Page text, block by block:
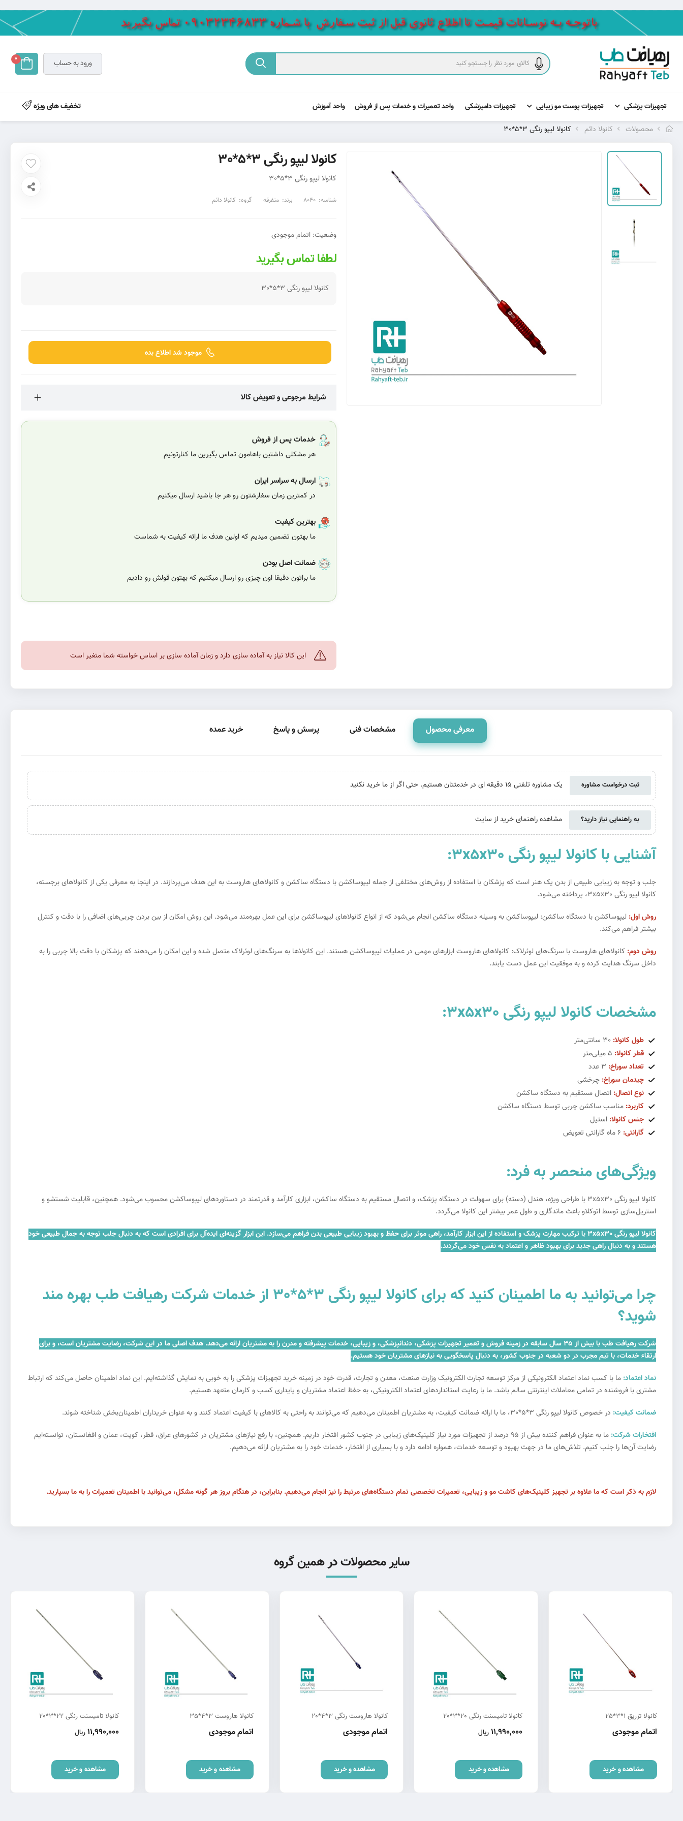
ورود به حساب 0
تجهیزات پزشکی تجهیزات پوست مو زیبایی تجهیزات دامپزشکی واحد تعمیرات و خدمات پس از فروش واحد آموزش تخفیف های ویژه
محصولات کانولا دائم کانولا لیپو رنگی 3*5*30
کانولا لیپو رنگی 3*5*30
کانولا لیپو رنگی 3*5*30
شناسه: 8040 برند: متفرقه گروه: کانولا دائم
وضعیت: اتمام موجودی
لطفا تماس بگیرید
کانولا لیپو رنگی 3*5*30
موجود شد اطلاع بده
شرایط مرجوعی و تعویض کالا
خدمات پس از فروش
هر مشکلی داشتین باهامون تماس بگیرین ما کنارتونیم
ارسال به سراسر ایران
در کمترین زمان سفارشتون رو هر جا باشید ارسال میکنیم
بهترین کیفیت
ما بهتون تضمین میدیم که اولین هدف ما ارائه کیفیت به شماست
ضمانت اصل بودن
ما براتون دقیقا اون چیزی رو ارسال میکنیم که بهتون قولش رو دادیم
این کالا نیاز به آماده سازی دارد و زمان آماده سازی بر اساس خواسته شما متغیر است
معرفی محصول مشخصات فنی پرسش و پاسخ خرید عمده
ثبت درخواست مشاوره یک مشاوره تلفنی 15 دقیقه ای در خدمتتان هستیم. حتی اگر از ما خرید نکنید
به راهنمایی نیاز دارید؟ مشاهده راهنمای خرید از سایت
آشنایی با کانولا لیپو رنگی 3x5x30:
جلب و توجه به زیبایی طبیعی از بدن یک هنر است که پزشکان با استفاده از روش‌های مختلفی از جمله لیپوساکشن با دستگاه ساکشن و کانولاهای هاروست به این هدف می‌پردازند. در اینجا به معرفی یکی از کانولاهای برجسته،
کانولا لیپو رنگی 3x5x30، پرداخته می‌شود.
روش اول: لیپوساکشن با دستگاه ساکشن: لیپوساکشن به وسیله دستگاه ساکشن انجام می‌شود که از انواع کانولاهای لیپوساکشن برای این عمل بهره‌مند می‌شود. این روش امکان از بین بردن چربی‌های اضافی را با دقت و کنترل
بیشتر فراهم می‌کند.
روش دوم: کانولاهای هاروست با سرنگ‌های لوئرلاک: کانولاهای هاروست ابزارهای مهمی در عملیات لیپوساکشن هستند. این کانولاها به سرنگ‌های لوئرلاک متصل شده و این امکان را می‌دهند که پزشکان با دقت بالا چربی را به
داخل سرنگ هدایت کرده و به موفقیت این عمل دست یابند.
مشخصات کانولا لیپو رنگی 3x5x30:
طول کانولا:
قطر کانولا:
تعداد سوراخ:
چیدمان سوراخ: چرخشی
نوع اتصال: اتصال مستقیم به دستگاه ساکشن
کاربرد: مناسب ساکشن چربی توسط دستگاه ساکشن
جنس کانولا: استیل
گارانتی: 6 ماه گارانتی تعویض
ویژگی‌های منحصر به فرد:
کانولا لیپو رنگی 3x5x30 با طراحی ویژه، هندل (دسته) برای سهولت در دستگاه پزشک، و اتصال مستقیم به دستگاه ساکشن، ابزاری کارآمد و قدرتمند در دستاوردهای لیپوساکشن محسوب می‌شود. همچنین، قابلیت شستشو و
استریل‌سازی توسط اتوکلاو باعث ماندگاری و طول عمر بیشتر این کانولا می‌گردد.
کانولا لیپو رنگی 3x5x30 با ترکیب مهارت پزشک و استفاده از این ابزار کارآمد، راهی موثر برای حفظ و بهبود زیبایی طبیعی بدن فراهم می‌سازد. این ابزار گزینه‌ای ایده‌آل برای افرادی است که به دنبال جلب توجه به جمال طبیعی خود
هستند و به دنبال راهی جدید برای بهبود ظاهر و اعتماد به نفس خود می‌گردند.
چرا می‌توانید به ما اطمینان کنید که برای کانولا لیپو رنگی 3*5*30 از خدمات شرکت رهیافت طب بهره مند
شوید؟
شرکت رهیافت طب با بیش از ۳۵ سال سابقه در زمینه فروش و تعمیر تجهیزات پزشکی، دندانپزشکی، و زیبایی، خدمات پیشرفته و مدرن را به مشتریان ارائه می‌دهد. هدف اصلی ما در این شرکت، رضایت مشتریان است، و برای
ارتقاء خدمات، با تیم مجرب در دو شعبه در جنوب کشور، به دنبال پاسخگویی به نیازهای مشتریان خود هستیم.
نماد اعتماد: ما با کسب نماد اعتماد الکترونیکی از مرکز توسعه تجارت الکترونیک وزارت صنعت، معدن و تجارت، قدرت خود در زمینه خرید تجهیزات پزشکی را به خوبی به نمایش گذاشته‌ایم. این نماد اطمینان حاصل می‌کند که ارتباط
مشتری با فروشنده در تمامی معاملات اینترنتی سالم باشد. ما با رعایت استانداردهای اعتماد الکترونیکی، به حفظ اعتماد مشتریان و پایداری کسب و کارمان متعهد هستیم.
ضمانت کیفیت: در خصوص کانولا لیپو رنگی 3*5*30، ما با ارائه ضمانت کیفیت، به مشتریان اطمینان می‌دهیم که می‌توانند به راحتی به کالاهای با کیفیت اعتماد کنند و به عنوان خریداران اطمینان‌بخش شناخته شوند.
افتخارات شرکت:
ما به عنوان فراهم کننده بیش از ۹۵ درصد از تجهیزات مورد نیاز کلینیک‌های زیبایی در جنوب کشور افتخار داریم. همچنین، با رفع نیازهای مشتریان در کشورهای عراق، قطر، کویت، عمان و افغانستان، توانسته‌ایم
رضایت آن‌ها را جلب کنیم. تلاش‌های ما در جهت بهبود و توسعه خدمات، همواره ادامه دارد و با بسیاری از افتخار، خدمات خود را به مشتریان ارائه می‌دهیم.
لازم به ذکر است که ما علاوه بر تجهیز کلینیک‌های کاشت مو و زیبایی، تعمیرات تخصصی تمام دستگاه‌های مرتبط را نیز انجام می‌دهیم. بنابراین، در هنگام بروز هر گونه مشکل، می‌توانید با اطمینان تعمیرات را به ما بسپارید.
سایر محصولات در همین گروه
کانولا تزریق 1*3*25
اتمام موجودی
مشاهده و خرید
کانولا تامیسنت رنگی 20*3*20
11,990,000 ریال
مشاهده و خرید
کانولا هاروست رنگی 3*4*20
اتمام موجودی
مشاهده و خرید
کانولا هاروست 3*4*35
اتمام موجودی
مشاهده و خرید
کانولا تامیسنت رنگی 22*3*20
11,990,000 ریال
مشاهده و خرید